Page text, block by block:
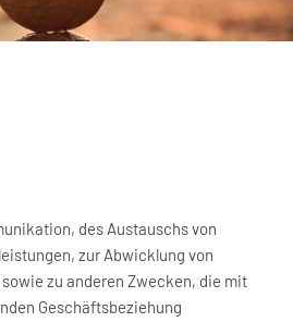
des Austauschs von
zur Abwicklung von
zu anderen Zwecken, die mit
Geschäftsbeziehung